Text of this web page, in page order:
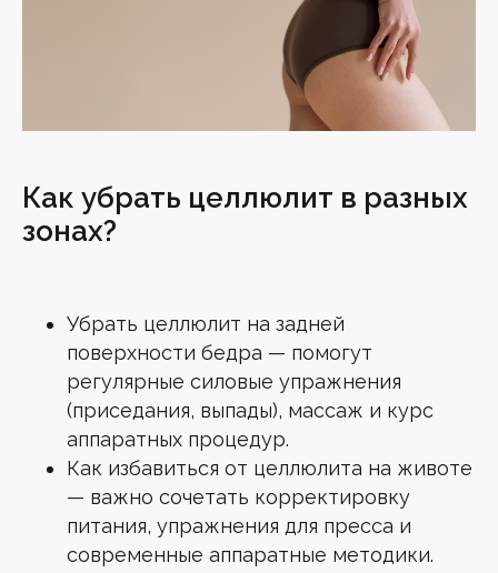
Как убрать целлюлит в разных
зонах?
Убрать целлюлит на задней
поверхности бедра — помогут
регулярные силовые упражнения
(приседания, выпады), массаж и курс
аппаратных процедур.
Как избавиться от целлюлита на животе
— важно сочетать корректировку
питания, упражнения для пресса и
современные аппаратные методики.